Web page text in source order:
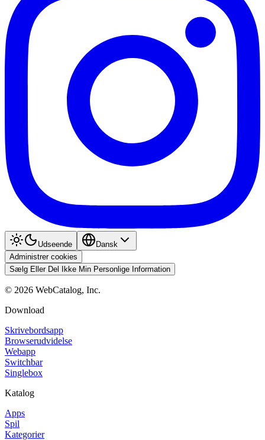
Udseende
Dansk
Administrer cookies
Sælg Eller Del Ikke Min Personlige Information
© 2026 WebCatalog, Inc.
Download
Skrivebordsapp
Browserudvidelse
Webapp
Switchbar
Singlebox
Katalog
Apps
Spil
Kategorier